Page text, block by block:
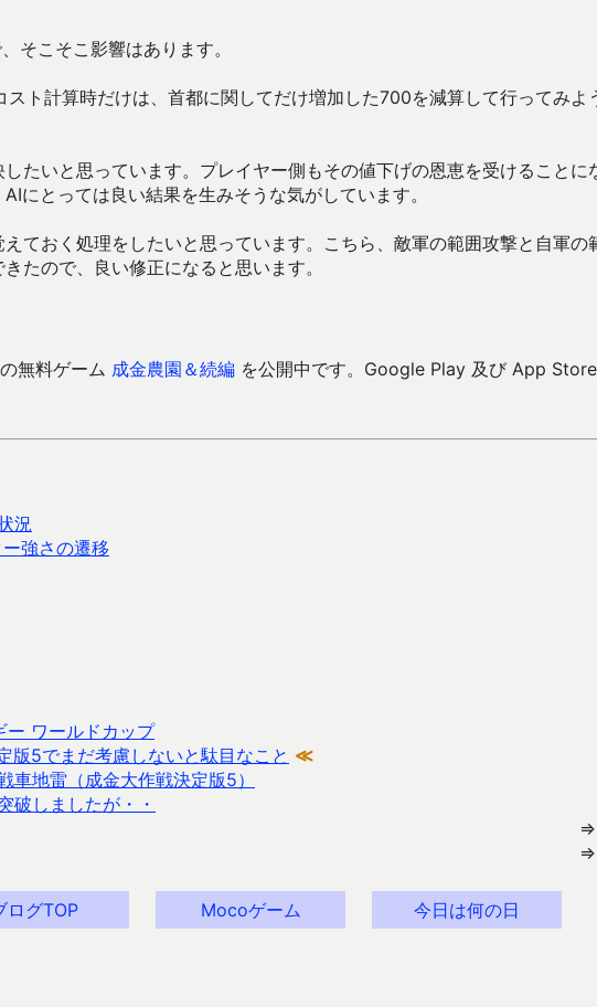
そこそこ影響はあります。
スト計算時だけは、首都に関してだけ増加した700を減算して行ってみよ
たいと思っています。プレイヤー側もその値下げの恩恵を受けることに
にとっては良い結果を生みそうな気がしています。
ておく処理をしたいと思っています。こちら、敵軍の範囲攻撃と自軍の
たので、良い修正になると思います。
無料ゲーム 成金農園＆続編 を公開中です。Google Play 及び App
況
強さの遷移
ー ワールドカップ
版5でまだ考慮しないと駄目なこと ≪
車地雷（成金大作戦決定版5）
破しましたが・・
⇒
⇒
ログTOP Mocoゲーム 今日は何の日